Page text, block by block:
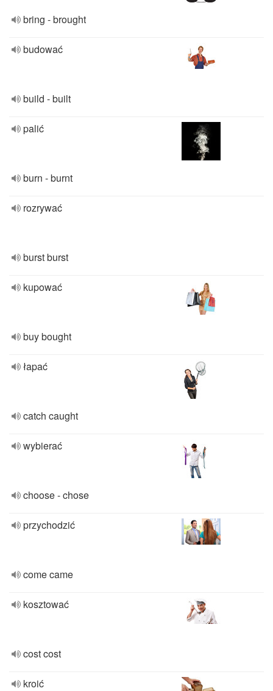
bring - brought
budować
build - built
palić
burn - burnt
rozrywać
burst burst
kupować
buy bought
łapać
catch caught
wybierać
choose - chose
przychodzić
come came
kosztować
cost cost
kroić